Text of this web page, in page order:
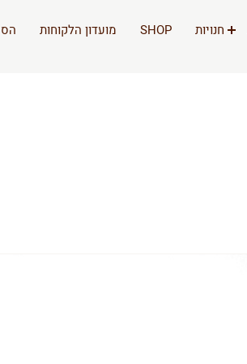
חנויות SHOP מועדון הלקוחות